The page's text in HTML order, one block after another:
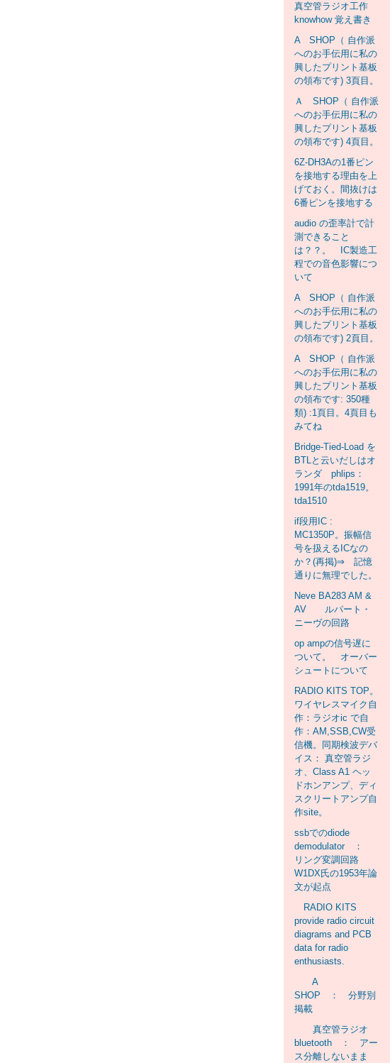
真空管ラジオ工作
knowhow 覚え書き
A SHOP（ 自作派
へのお手伝用に私の
興したプリント基板
の領布です) 3頁目。
Ａ SHOP（ 自作派
へのお手伝用に私の
興したプリント基板
の領布です) 4頁目。
6Z-DH3Aの1番ピン
を接地する理由を上
げておく。間抜けは
6番ピンを接地する
audio の歪率計で計
測できること
は？？。 IC製造工
程での音色影響につ
いて
A SHOP（ 自作派
へのお手伝用に私の
興したプリント基板
の領布です) 2頁目。
A SHOP（ 自作派
へのお手伝用に私の
興したプリント基板
の領布です: 350種
類) :1頁目。4頁目も
みてね
Bridge-Tied-Load を
BTLと云いだしはオ
ランダ phlips：
1991年のtda1519。
tda1510
if段用IC :
MC1350P。振幅信
号を扱えるICなの
か？(再掲)⇒ 記憶
通りに無理でした。
Neve BA283 AM &
AV ルパート・
ニーヴの回路
op ampの信号遅に
ついて。 オーバー
シュートについて
RADIO KITS TOP。
ワイヤレスマイク自
作：ラジオic で自
作：AM,SSB,CW受
信機。同期検波デバ
イス： 真空管ラジ
オ、Class A1 ヘッ
ドホンアンプ、ディ
スクリートアンプ自
作site。
ssbでのdiode
demodulator ：
リング変調回路
W1DX氏の1953年論
文が起点
RADIO KITS
provide radio circuit
diagrams and PCB
data for radio
enthusiasts.
A
SHOP ： 分野別
掲載
真空管ラジオ
bluetooth ： アー
ス分離しないまま